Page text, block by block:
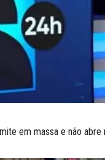
em massa e não abre